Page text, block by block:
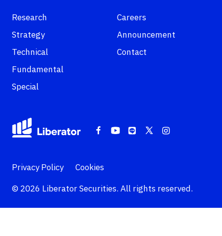
Research
Strategy
Technical
Fundamental
Special
Careers
Announcement
Contact
Privacy Policy
Cookies
© 2026 Liberator Securities. All rights reserved.